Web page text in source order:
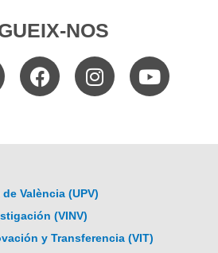
NOS
València (UPV)
(VINV)
y Transferencia (VIT)